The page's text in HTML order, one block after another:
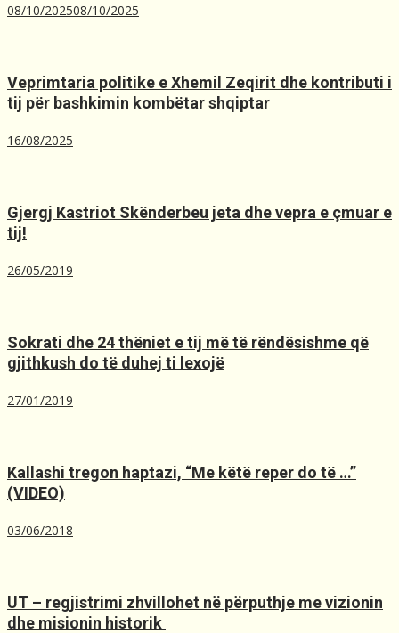
08/10/202508/10/2025
Veprimtaria politike e Xhemil Zeqirit dhe kontributi i
tij për bashkimin kombëtar shqiptar
16/08/2025
Gjergj Kastriot Skënderbeu jeta dhe vepra e çmuar e
tij!
26/05/2019
Sokrati dhe 24 thëniet e tij më të rëndësishme që
gjithkush do të duhej ti lexojë
27/01/2019
Kallashi tregon haptazi, “Me kёtё reper do tё …”
(VIDEO)
03/06/2018
UT – regjistrimi zhvillohet në përputhje me vizionin
dhe misionin historik ️